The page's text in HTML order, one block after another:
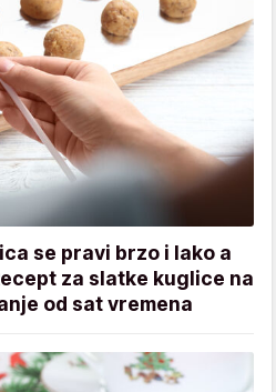
se pravi brzo i lako a
za slatke kuglice na
od sat vremena